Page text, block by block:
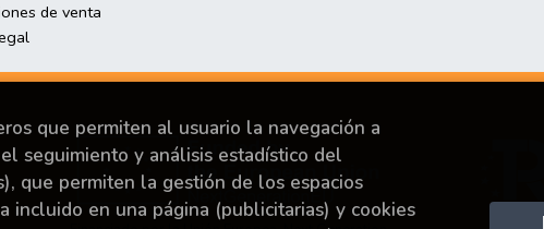
de venta
que permiten al usuario la navegación a
seguimiento y análisis estadístico del
que permiten la gestión de los espacios
incluido en una página (publicitarias) y cookies